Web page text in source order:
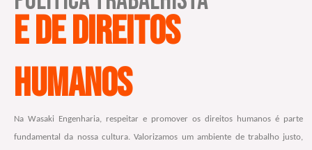
e de direitos
humanos
Na Wasaki Engenharia, respeitar e promover os direitos humanos é parte
fundamental da nossa cultura. Valorizamos um ambiente de trabalho justo,